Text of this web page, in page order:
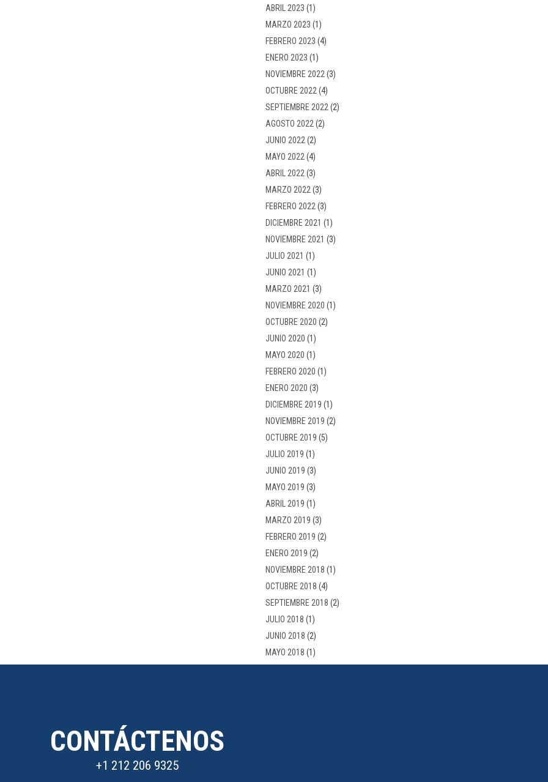
ABRIL 2023 (1)
MARZO 2023 (1)
FEBRERO 2023 (4)
ENERO 2023 (1)
NOVIEMBRE 2022 (3)
OCTUBRE 2022 (4)
SEPTIEMBRE 2022 (2)
AGOSTO 2022 (2)
JUNIO 2022 (2)
MAYO 2022 (4)
ABRIL 2022 (3)
MARZO 2022 (3)
FEBRERO 2022 (3)
DICIEMBRE 2021 (1)
NOVIEMBRE 2021 (3)
JULIO 2021 (1)
JUNIO 2021 (1)
MARZO 2021 (3)
NOVIEMBRE 2020 (1)
OCTUBRE 2020 (2)
JUNIO 2020 (1)
MAYO 2020 (1)
FEBRERO 2020 (1)
ENERO 2020 (3)
DICIEMBRE 2019 (1)
NOVIEMBRE 2019 (2)
OCTUBRE 2019 (5)
JULIO 2019 (1)
JUNIO 2019 (3)
MAYO 2019 (3)
ABRIL 2019 (1)
MARZO 2019 (3)
FEBRERO 2019 (2)
ENERO 2019 (2)
NOVIEMBRE 2018 (1)
OCTUBRE 2018 (4)
SEPTIEMBRE 2018 (2)
JULIO 2018 (1)
JUNIO 2018 (2)
MAYO 2018 (1)
CONTÁCTENOS
+1 212 206 9325